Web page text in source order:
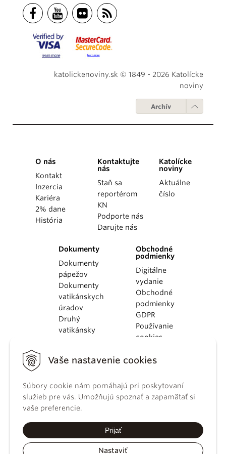
Vaše nastavenie cookies
Súbory cookie nám pomáhajú pri poskytovaní
služieb pre vás. Umožňujú spoznať a zapamätať si
vaše preferencie.
Prijať
Nastaviť
katolickenoviny.sk © 1849 - 2026 Katolícke
noviny
Archív
O nás
Kontakt
Inzercia
Kariéra
2% dane
História
Kontaktujte
nás
Staň sa
reportérom
KN
Podporte nás
Darujte nás
Katolícke
noviny
Aktuálne
číslo
Dokumenty
Dokumenty
pápežov
Dokumenty
vatikánskych
úradov
Druhý
vatikánsky
KBS
kánonického
práva
Katechizmus
Obchodné
podmienky
Digitálne
vydanie
Obchodné
podmienky
GDPR
Používanie
cookies